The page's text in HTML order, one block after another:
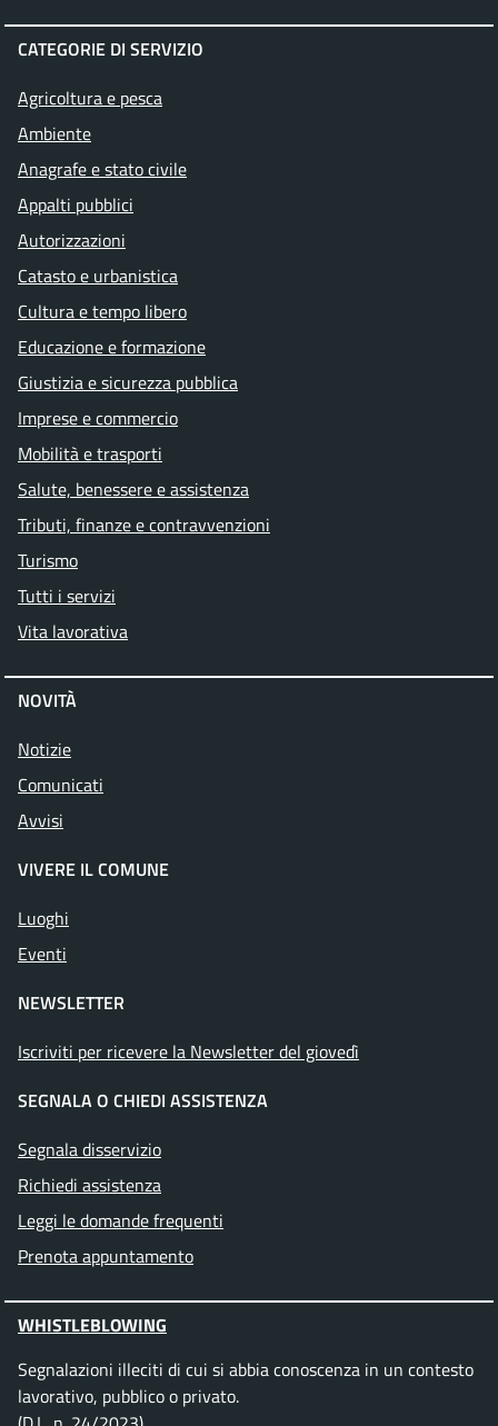
CATEGORIE DI SERVIZIO
Agricoltura e pesca
Ambiente
Anagrafe e stato civile
Appalti pubblici
Autorizzazioni
Catasto e urbanistica
Cultura e tempo libero
Educazione e formazione
Giustizia e sicurezza pubblica
Imprese e commercio
Mobilità e trasporti
Salute, benessere e assistenza
Tributi, finanze e contravvenzioni
Turismo
Tutti i servizi
Vita lavorativa
NOVITÀ
Notizie
Comunicati
Avvisi
VIVERE IL COMUNE
Luoghi
Eventi
NEWSLETTER
Iscriviti per ricevere la Newsletter del giovedì
SEGNALA O CHIEDI ASSISTENZA
Segnala disservizio
Richiedi assistenza
Leggi le domande frequenti
Prenota appuntamento
WHISTLEBLOWING
Segnalazioni illeciti di cui si abbia conoscenza in un contesto
lavorativo, pubblico o privato.